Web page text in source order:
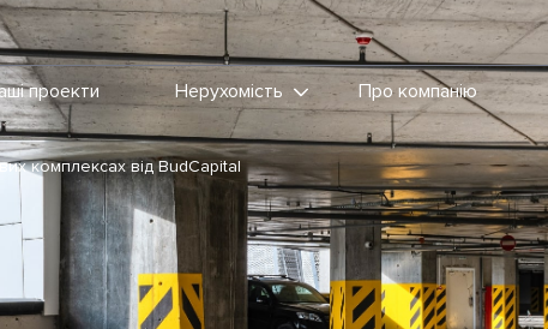
проекти Нерухомість Про компанію
комплексах від BudCapital